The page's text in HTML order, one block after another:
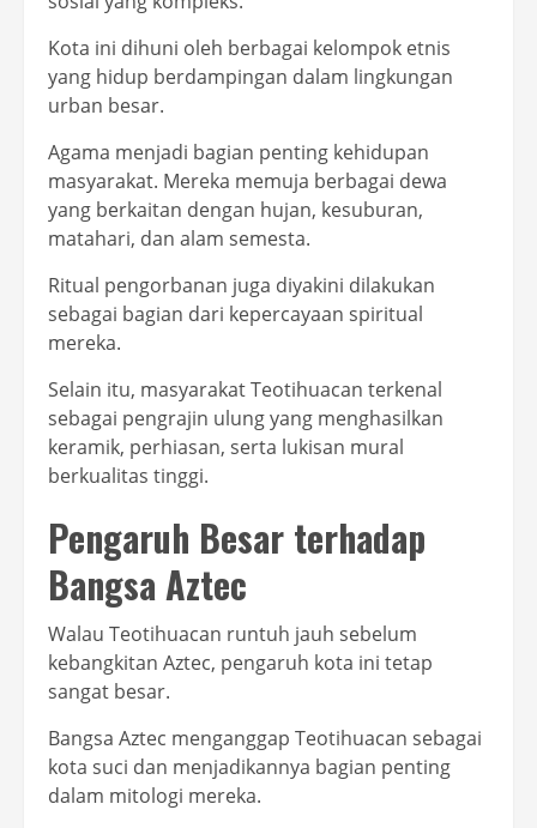
Kota ini dihuni oleh berbagai kelompok etnis
yang hidup berdampingan dalam lingkungan
urban besar.
Agama menjadi bagian penting kehidupan
masyarakat. Mereka memuja berbagai dewa
yang berkaitan dengan hujan, kesuburan,
matahari, dan alam semesta.
Ritual pengorbanan juga diyakini dilakukan
sebagai bagian dari kepercayaan spiritual
mereka.
Selain itu, masyarakat Teotihuacan terkenal
sebagai pengrajin ulung yang menghasilkan
keramik, perhiasan, serta lukisan mural
berkualitas tinggi.
Pengaruh Besar terhadap
Bangsa Aztec
Walau Teotihuacan runtuh jauh sebelum
kebangkitan Aztec, pengaruh kota ini tetap
sangat besar.
Bangsa Aztec menganggap Teotihuacan sebagai
kota suci dan menjadikannya bagian penting
dalam mitologi mereka.